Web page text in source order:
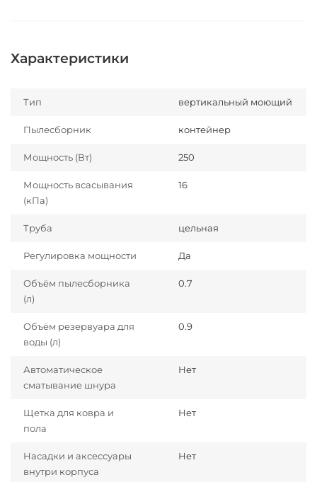
Характеристики
Тип вертикальный моющий
Пылесборник контейнер
Мощность (Вт) 250
Мощность всасывания
(кПа)
16
Труба цельная
Регулировка мощности Да
Объём пылесборника
(л)
0.7
Объём резервуара для
воды (л)
0.9
Автоматическое
сматывание шнура
Нет
Щетка для ковра и
пола
Нет
Насадки и аксессуары
внутри корпуса
Нет